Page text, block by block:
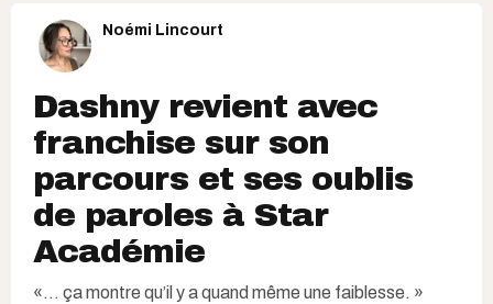
Noémi Lincourt
Dashny revient avec
franchise sur son
parcours et ses oublis
de paroles à Star
Académie
«… ça montre qu’il y a quand même une faiblesse. »